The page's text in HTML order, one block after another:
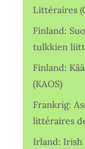
Littéraires
Finland:
tulkkien
Finland:
(KAOS)
Frankrig:
littéraires
Irland: Irish